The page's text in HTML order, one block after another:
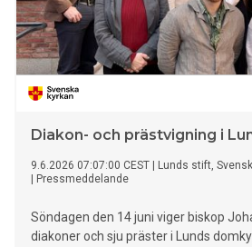
Diakon- och prästvigning i
9.6.2026 07:07:00 CEST
Lunds stift,
Pressmeddelande
Söndagen den 14 juni viger biskop
diakoner och sju präster i Lunds